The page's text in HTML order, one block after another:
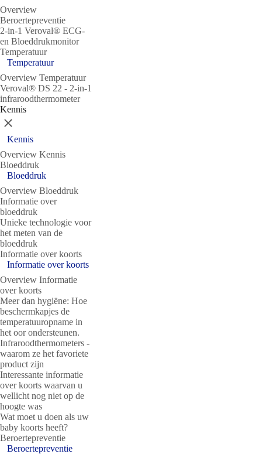
Overview
Beroertepreventie
2-in-1 Veroval® ECG-
en Bloeddrukmonitor
Temperatuur
Temperatuur
Overview Temperatuur
Veroval® DS 22 - 2-in-1
infraroodthermometer
Kennis
Sluit
Kennis
Overview Kennis
Bloeddruk
Bloeddruk
Overview Bloeddruk
Informatie over
bloeddruk
Unieke technologie voor
het meten van de
bloeddruk
Informatie over koorts
Informatie over koorts
Overview Informatie
over koorts
Meer dan hygiëne: Hoe
beschermkapjes de
temperatuuropname in
het oor ondersteunen.
Infraroodthermometers -
waarom ze het favoriete
product zijn
Interessante informatie
over koorts waarvan u
wellicht nog niet op de
hoogte was
Wat moet u doen als uw
baby koorts heeft?
Beroertepreventie
Beroertepreventie